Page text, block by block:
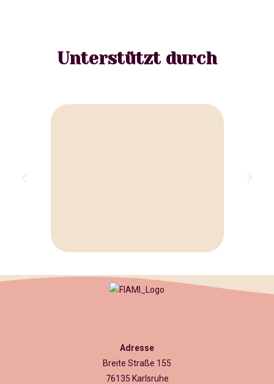
Unterstützt durch
Adresse
Breite Straße 155
76135 Karlsruhe